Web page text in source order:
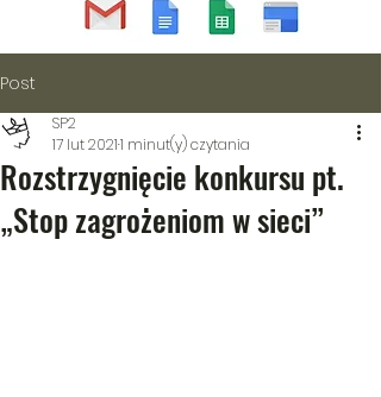
Post
Rozstrzygnięcie konkursu pt.
„Stop zagrożeniom w sieci”
SP2
17 lut 20211 minut(y) czytania